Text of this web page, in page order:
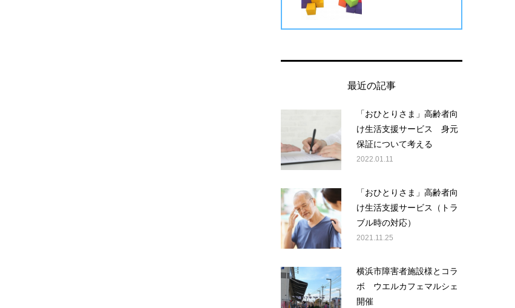
最近の記事
「おひとりさま」高齢者向
け生活支援サービス 身元
保証について考える
2022.01.11
「おひとりさま」高齢者向
け生活支援サービス（トラ
ブル時の対応）
2021.11.25
横浜市障害者施設様とコラ
ボ ウエルカフェマルシェ
開催